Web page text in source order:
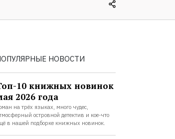
НОВОСТИ
10 книжных новинок
2026 года
на трёх языках, много чудес,
островной детектив и кое-что
в нашей подборке книжных новинок.